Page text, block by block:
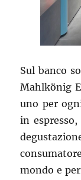
Sul banco
Mahlkönig
uno per
in
mondo e